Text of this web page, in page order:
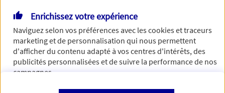
Enrichissez votre expérience
Naviguez selon vos préférences avec lescookies et traceurs
marketing et de personnalisation qui nous permettent
d'afficher du contenu adapté à vos centres d'intérêts, des
publicités personnalisées et de suivre la performance de nos
campagnes.